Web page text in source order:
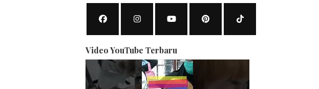
Video YouTube Terbaru